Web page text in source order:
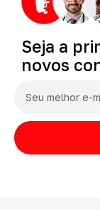
Seja a
novos